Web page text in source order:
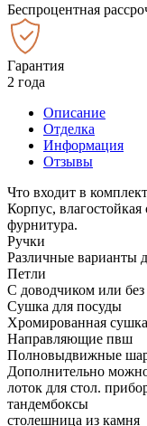
Беспроцентная
Гарантия
2 года
Описание
Отделка
Информация
Отзывы
Что входит в
Корпус,
фурнитура.
Ручки
Различные варианты
Петли
С доводчиком или
Сушка для посуды
Хромированная
Направляющие пвш
Полновыдвижные
Дополнительно
лоток для стол.
тандембоксы
столешница из камня